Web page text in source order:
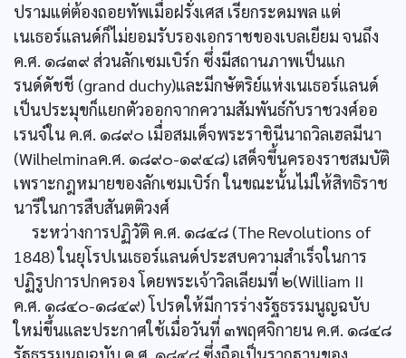
ปรามแต่ต้องถอยทัพเมื่อฝรั่งเศส เรียกระดมพล แต่
เนเธอร์แลนด์ก็ไม่ยอมรับรองเอกราชของเบลเยียม จนถึง
ค.ศ. ๑๘๓๙ ส่วนลักเซมเบิร์ก ซึ่งมีสถานภาพเป็นแก
รนด์ดัชชี (grand duchy)และมีกษัตริย์แห่งเนเธอร์แลนด์
เป็นประมุขก็แยกตัวออกจากความสัมพันธ์กับราชวงศ์ออ
เรนจ์ใน ค.ศ. ๑๘๙๐ เมื่อสมเด็จพระราชินีนาถวิลเฮลมีนา
(Wilhelminaค.ศ. ๑๘๙๐-๑๙๔๘) เสด็จขึ้นครองราชสมบัติ
เพราะกฎหมายของลักเซมเบิร์ก ในขณะนั้นไม่ให้สิทธิราช
นารีในการสืบสันตติวงศ์
ระหว่างการปฏิวัติ ค.ศ. ๑๘๔๘ (The Revolutions of
1848) ในยุโรปเนเธอร์แลนด์ประสบความสำเร็จในการ
ปฏิรูปการปกครอง โดยพระเจ้าวิลเลียมที่ ๒(William II
ค.ศ. ๑๘๔๐-๑๘๔๙) โปรดให้มีการร่างรัฐธรรมนูญฉบับ
ใหม่ขึ้นและประกาศใช้เมื่อวันที่ ๓พฤศจิกายน ค.ศ. ๑๘๔๘